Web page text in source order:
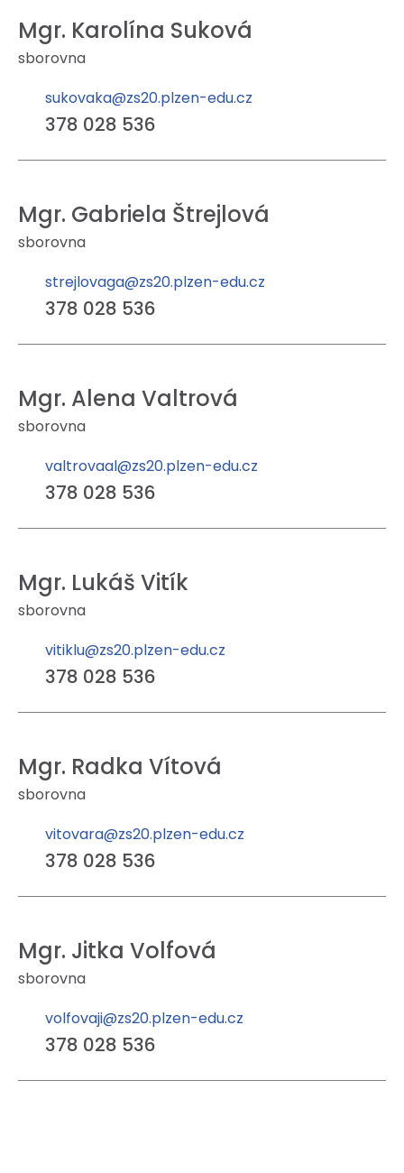
Mgr. Karolína Suková
sborovna
sukovaka@zs20.plzen-edu.cz
378 028 536
Mgr. Gabriela Štrejlová
sborovna
strejlovaga@zs20.plzen-edu.cz
378 028 536
Mgr. Alena Valtrová
sborovna
valtrovaal@zs20.plzen-edu.cz
378 028 536
Mgr. Lukáš Vitík
sborovna
vitiklu@zs20.plzen-edu.cz
378 028 536
Mgr. Radka Vítová
sborovna
vitovara@zs20.plzen-edu.cz
378 028 536
Mgr. Jitka Volfová
sborovna
volfovaji@zs20.plzen-edu.cz
378 028 536